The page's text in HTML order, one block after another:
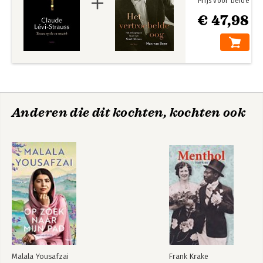
€ 47,98
Anderen die dit kochten, kochten ook
Malala Yousafzai Frank Krake